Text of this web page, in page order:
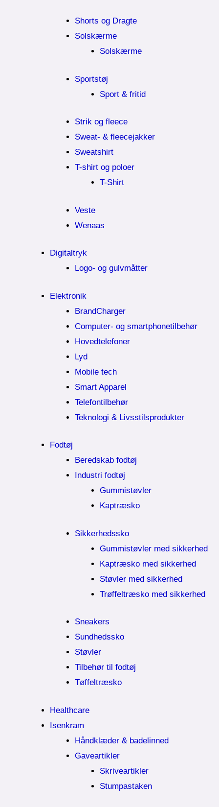
Shorts og Dragte
Solskærme
Solskærme
Sportstøj
Sport & fritid
Strik og fleece
Sweat- & fleecejakker
Sweatshirt
T-shirt og poloer
T-Shirt
Veste
Wenaas
Digitaltryk
Logo- og gulvmåtter
Elektronik
BrandCharger
Computer- og smartphonetilbehør
Hovedtelefoner
Lyd
Mobile tech
Smart Apparel
Telefontilbehør
Teknologi & Livsstilsprodukter
Fodtøj
Beredskab fodtøj
Industri fodtøj
Gummistøvler
Kaptræsko
Sikkerhedssko
Gummistøvler med sikkerhed
Kaptræsko med sikkerhed
Støvler med sikkerhed
Trøffeltræsko med sikkerhed
Sneakers
Sundhedssko
Støvler
Tilbehør til fodtøj
Tøffeltræsko
Healthcare
Isenkram
Håndklæder & badelinned
Gaveartikler
Skriveartikler
Stumpastaken